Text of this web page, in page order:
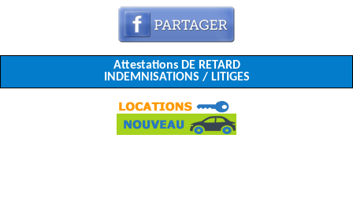
Attestations DE RETARD
INDEMNISATIONS / LITIGES